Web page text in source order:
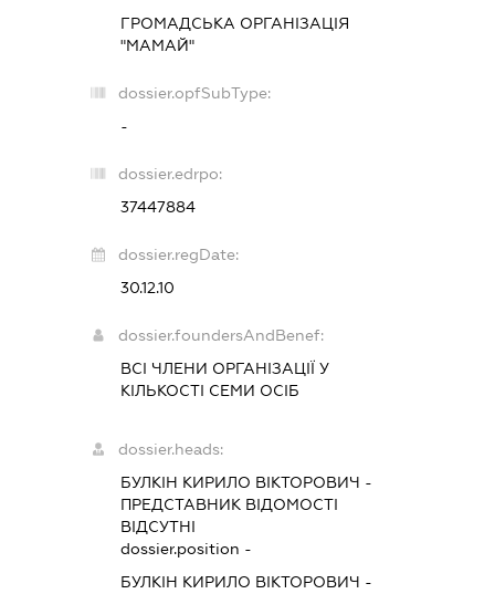
ГРОМАДСЬКА ОРГАНІЗАЦІЯ
"МАМАЙ"
dossier.opfSubType:
-
dossier.edrpo:
37447884
dossier.regDate:
30.12.10
dossier.foundersAndBenef:
ВСІ ЧЛЕНИ ОРГАНІЗАЦІЇ У
КІЛЬКОСТІ СЕМИ ОСІБ
dossier.heads:
БУЛКІН КИРИЛО ВІКТОРОВИЧ -
ПРЕДСТАВНИК ВІДОМОСТІ
ВІДСУТНІ
dossier.position -
БУЛКІН КИРИЛО ВІКТОРОВИЧ -